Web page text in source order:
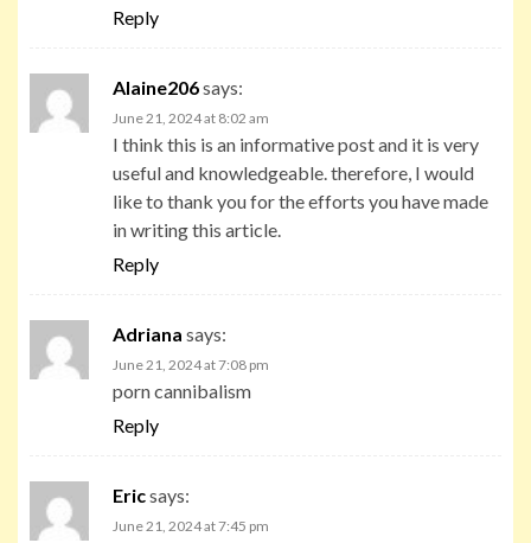
Reply
Alaine206says:
June 21, 2024 at 8:02 am
I think this is an informative post and it is very
useful and knowledgeable. therefore, I would
like to thank you for the efforts you have made
in writing this article.
Reply
Adriana says:
June 21, 2024 at 7:08 pm
porn cannibalism
Reply
Ericsays:
June 21, 2024 at 7:45 pm